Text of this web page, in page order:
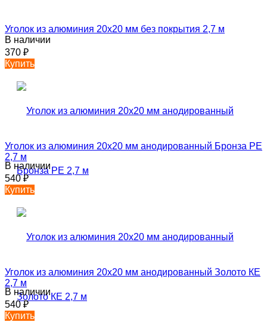
Уголок из алюминия 20х20 мм без покрытия 2,7 м
В наличии
370 ₽
Купить
Уголок из алюминия 20х20 мм анодированный Бронза РЕ
2,7 м
В наличии
540₽
Купить
Уголок из алюминия 20х20 мм анодированный Золото КЕ
2,7 м
В наличии
540₽
Купить